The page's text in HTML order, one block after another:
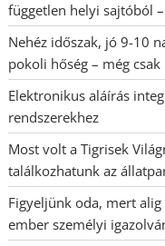
független helyi sajtóból
Nehéz időszak, jó 9-10
pokoli hőség – még
Elektronikus aláírás
rendszerekhez
Most volt a Tigrisek
találkozhatunk az
Figyeljünk oda, mert
ember személyi